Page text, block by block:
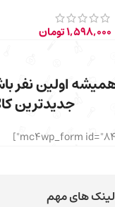
1,598,000تومان
اولین نفر
جدیدترین
لینک های مهم